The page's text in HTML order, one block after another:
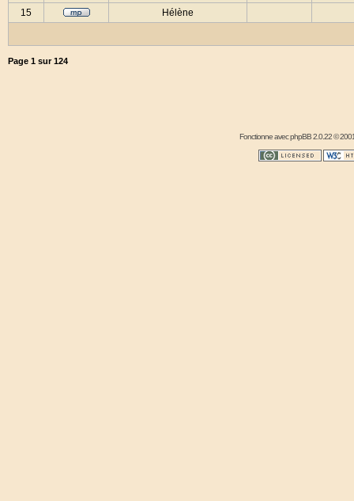
15
Hélène
Page 1 sur124
Fonctionne avecphpBB2.0.22 ©